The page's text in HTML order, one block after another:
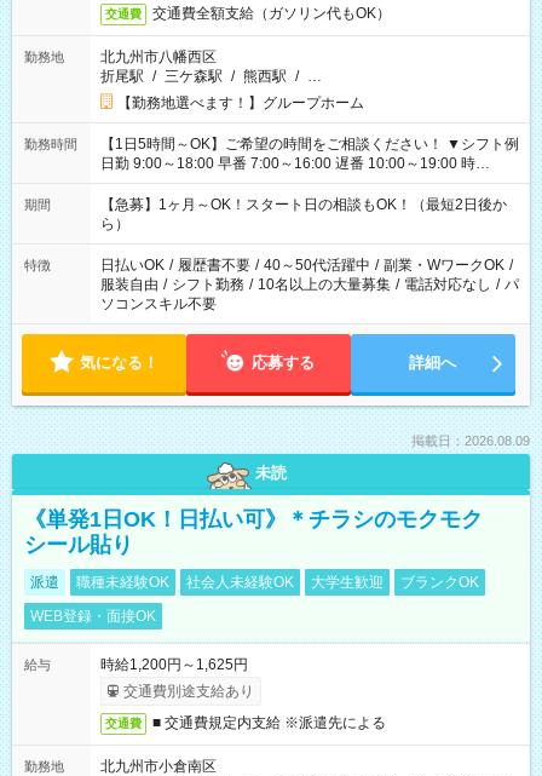
交通費 交通費全額支給（ガソリン代もOK）
勤務地
北九州市八幡西区
折尾駅 / 三ケ森駅 / 熊西駅 / …
【勤務地選べます！】グループホーム
勤務時間
【1日5時間～OK】ご希望の時間をご相談ください！ ▼シフト例
日勤 9:00～18:00 早番 7:00～16:00 遅番 10:00～19:00 時
短 10:00～15:00 上記はあくまで一例です。 「夕方までには帰
宅しておきたい」 「朝はゆっくりのスタートがいい」 「お昼の
時間を有効に使いたい」 など、ご希望があれば教えてください
ね。
期間
【急募】1ヶ月～OK！スタート日の相談もOK！（最短2日後か
ら）
特徴 日払いOK / 履歴書不要 / 40～50代活躍中 / 副業・WワークOK /
服装自由 / シフト勤務 / 10名以上の大量募集 / 電話対応なし / パ
ソコンスキル不要
気になる！ 応募する 詳細へ
掲載日：2026.08.09
未読
《単発1日OK！日払い可》＊チラシのモクモク
シール貼り
派遣 職種未経験OK 社会人未経験OK 大学生歓迎
ブランクOK
WEB登録・面接OK
給与
時給1,200円～1,625円
交通費別途支給あり
交通費 ■ 交通費規定内支給 ※派遣先による
勤務地
北九州市小倉南区